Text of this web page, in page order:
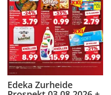
Edeka Zurheide